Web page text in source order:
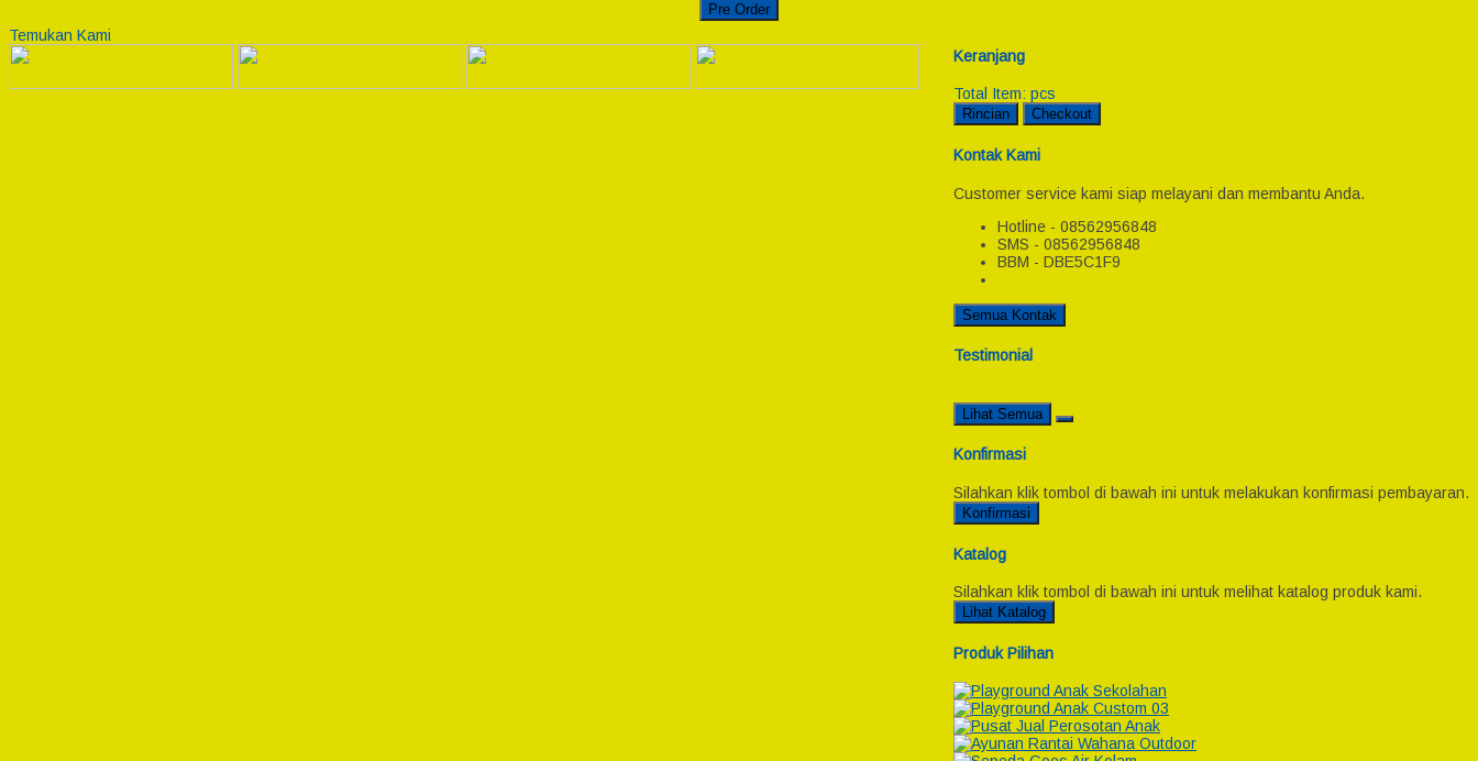
Pre Order
Keranjang
Total Item: pcs
Rincian Checkout
Kontak Kami
Customer service kami siap melayani dan membantu Anda.
Hotline - 08562956848
SMS - 08562956848
BBM - DBE5C1F9
Semua Kontak
Testimonial
Lihat Semua
Konfirmasi
Silahkan klik tombol di bawah ini untuk melakukan konfirmasi pembayaran.
Konfirmasi
Katalog
Silahkan klik tombol di bawah ini untuk melihat katalog produk kami.
Lihat Katalog
Produk Pilihan
Temukan Kami